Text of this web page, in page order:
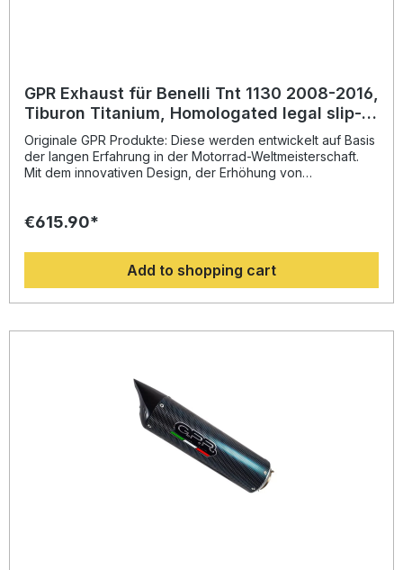
GPR Exhaust für Benelli Tnt 1130 2008-2016,
Tiburon Titanium, Homologated legal slip-
on exhaust including removable db killer an
Originale GPR Produkte: Diese werden entwickelt auf Basis
der langen Erfahrung in der Motorrad-Weltmeisterschaft.
Mit dem innovativen Design, der Erhöhung von
Fahrzeug deutlich auf und erhalten ein perfektes Preis-
eine hörbare Soundverbesserung zur Serie, die Sie beim
Fahren geniessen können. Der Hersteller ist DIN zertifiziert
und garantiert somit eine gleichbleibend hohe Qualität
seiner Produkte, von der Sie als Kunde profitieren.
Montageempfehlungen: GPR Produkte sind Plug and Play.
Fahrzeugspezifischen Halterungen und das
entsprechende Zubehör. Homologated slip-on exhaust
including removable db killer and link pipeZulassung:
YesLieferzeit: ca. 14 Tage
€615.90*
Add to shopping cart